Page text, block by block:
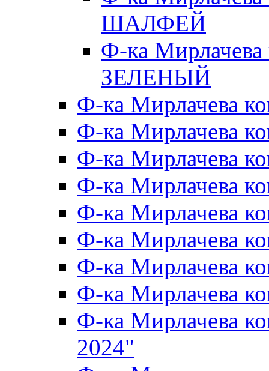
ШАЛФЕЙ
Ф-ка
ЗЕЛЕНЫЙ
Ф-ка Мирлачева
Ф-ка Мирлачева
Ф-ка Мирлачева
Ф-ка Мирлачева
Ф-ка Мирлачева
Ф-ка Мирлачева
Ф-ка Мирлачева
Ф-ка Мирлачева
Ф-ка Мирлачева
2024"